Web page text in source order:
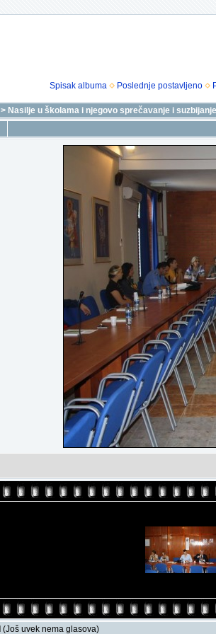
Spisak albuma Poslednje postavljeno
> Nasilje u školama i njegovo sprečavanje i suzbijanje
(Još uvek nema glasova)